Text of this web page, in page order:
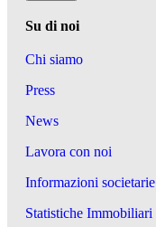
Su di noi
Chi siamo
Press
News
Lavora con noi
Informazioni societarie
Statistiche Immobiliari